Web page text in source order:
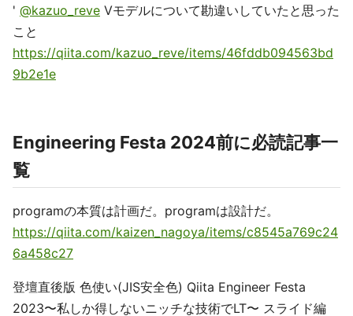
' @kazuo_reve Vモデルについて勘違いしていたと思った
こと
https://qiita.com/kazuo_reve/items/46fddb094563bd
9b2e1e
Engineering Festa 2024前に必読記事一
覧
programの本質は計画だ。programは設計だ。
https://qiita.com/kaizen_nagoya/items/c8545a769c24
6a458c27
登壇直後版 色使い(JIS安全色) Qiita Engineer Festa
2023〜私しか得しないニッチな技術でLT〜 スライド編